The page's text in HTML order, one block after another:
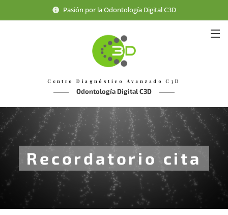
Pasión por la Odontología Digital C3D
Centro Diagnóstico Avanzado C3D
Odontología Digital C3D
Recordatorio cita